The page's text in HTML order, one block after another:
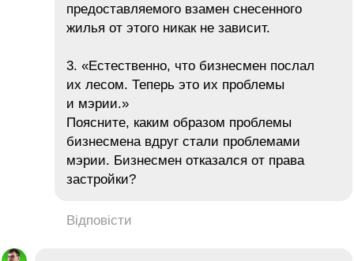
предоставляемого взамен снесенного
жилья от этого никак не зависит.
3. «Естественно, что бизнесмен послал
их лесом. Теперь это их проблемы
и мэрии.»
Поясните, каким образом проблемы
бизнесмена вдруг стали проблемами
мэрии. Бизнесмен отказался от права
застройки?
Відповісти